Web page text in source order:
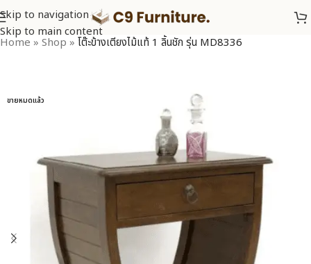
Skip to navigation
Skip to main content
Home » Shop » โต๊ะข้างเตียงไม้แท้ 1 ลิ้นชัก รุ่น MD8336
ขายหมดแล้ว